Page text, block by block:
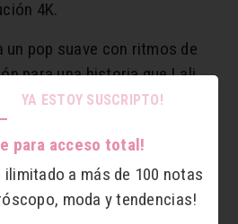
4K.
un pop suave con ritmos de
para una historia que Lali
“la descripción del
nos cambia, nos
sentir vivos”.
YA ESTOY SUSCRIPTO!
para acceso total!
a más de 100 notas
moda y tendencias!